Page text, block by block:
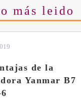
más leido
de la
Yanmar B7